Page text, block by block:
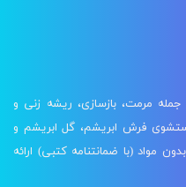
مرمت، بازسازی، ریشه زنی و
فرش ابریشم، گل ابریشم و
مخصوص 100 درصد بدون مواد (با ضمانتنامه کتبی) ارائه